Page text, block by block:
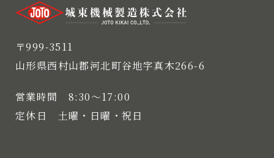
〒999-3511
山形県西村山郡河北町谷地字真木266-6
営業時間 8:30〜17:00
定休日 土曜・日曜・祝日